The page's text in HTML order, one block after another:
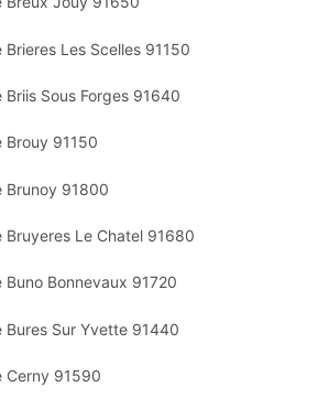
Les Scelles 91150
Sous Forges 91640
Brouy 91150
Brunoy 91800
Bruyeres Le Chatel 91680
Bonnevaux 91720
Bures Sur Yvette 91440
Cerny 91590